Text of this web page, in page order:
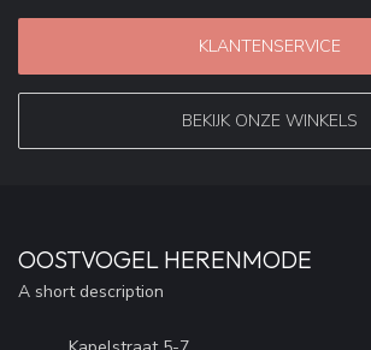
KLANTENSERVICE
BEKIJK ONZE WINKELS
OOSTVOGEL HERENMODE
A short description